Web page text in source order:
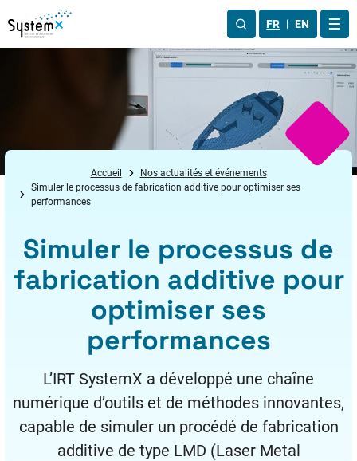
Aller au menu
Aller au contenu
Aller au pied de page
FR EN
Accueil
Nos actualités et événements
Simuler le processus de fabrication additive pour optimiser ses
performances
Simuler le processus de
fabrication additive pour
optimiser ses
performances
L’IRT SystemX a développé une chaîne
numérique d’outils et de méthodes innovantes,
capable de simuler un procédé de fabrication
additive de type LMD (Laser Metal